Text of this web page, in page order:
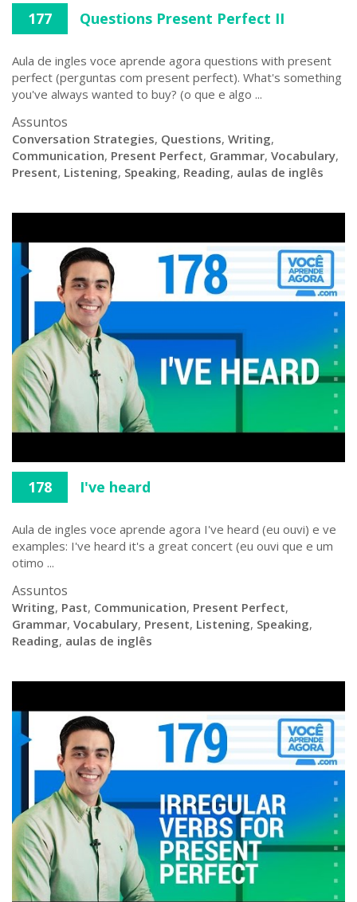
177 Questions Present Perfect II
Aula de ingles voce aprende agora questions with present
perfect (perguntas com present perfect). What's something
you've always wanted to buy? (o que e algo ...
Assuntos
Conversation Strategies, Questions, Writing,
Communication, Present Perfect, Grammar, Vocabulary,
Present, Listening, Speaking, Reading, aulas de inglês
178 I've heard
Aula de ingles voce aprende agora I've heard (eu ouvi) e ve
examples: I've heard it's a great concert (eu ouvi que e um
otimo ...
Assuntos
Writing, Past, Communication, Present Perfect,
Grammar, Vocabulary, Present, Listening, Speaking,
Reading, aulas de inglês